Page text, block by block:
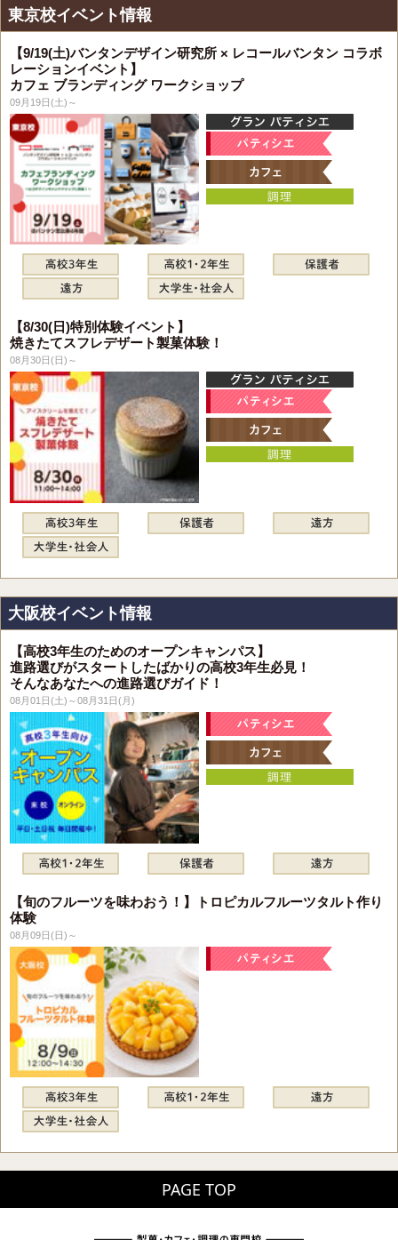
東京校イベント情報
【9/19(土)バンタンデザイン研究所 × レコールバンタン コラボ
レーションイベント】
カフェ ブランディング ワークショップ
09月19日(土)～
【8/30(日)特別体験イベント】
焼きたてスフレデザート製菓体験！
08月30日(日)～
大阪校イベント情報
【高校3年生のためのオープンキャンパス】
進路選びがスタートしたばかりの高校3年生必見！
そんなあなたへの進路選びガイド！
08月01日(土)～08月31日(月)
【旬のフルーツを味わおう！】トロピカルフルーツタルト作り
体験
08月09日(日)～
PAGE TOP